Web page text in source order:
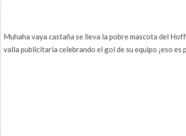
Muhaha vaya castaña se lleva la pobre mascota del
valla publicitaria celebrando el gol de su equipo ¡eso